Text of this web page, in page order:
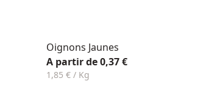
Oignons Jaunes
A partir de 0,37 €
1,85 € / Kg